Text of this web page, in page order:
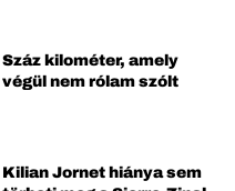
Száz kilométer, amely
végül nem rólam szólt
Kilian Jornet hiánya sem